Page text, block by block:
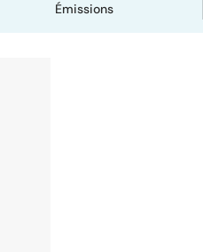
Émissions